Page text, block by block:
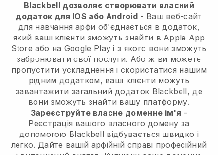
Blackbell дозволяє створювати власний
додаток для IOS або Android- Ваш веб-сайт
для навчання арфи об'єднається в додаток,
який ваші клієнти зможуть знайти в Apple App
Store або на Google Play і з якого вони зможуть
забронювати свої послуги. Або ж ви можете
пропустити ускладнення і скористатися нашим
рідним додатком, ваші клієнти можуть
завантажити загальний додаток Blackbell, де
вони зможуть знайти вашу платформу.
Зареєструйте власне доменне ім'я -
Реєстрація вашого власного домену за
допомогою Blackbell відбувається швидко і
легко. Дайте вашій арфійній справі професійний